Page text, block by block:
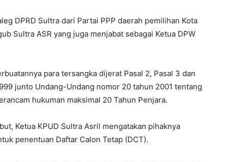
DPRD Sultra dari Partai PPP daerah pemilihan Kota
Sultra ASR yang juga menjabat sebagai Ketua DPW
para tersangka dijerat Pasal 2, Pasal 3 dan
junto Undang-Undang nomor 20 tahun 2001 tentang
hukuman maksimal 20 Tahun Penjara.
Ketua KPUD Sultra Asril mengatakan pihaknya
penentuan Daftar Calon Tetap (DCT).